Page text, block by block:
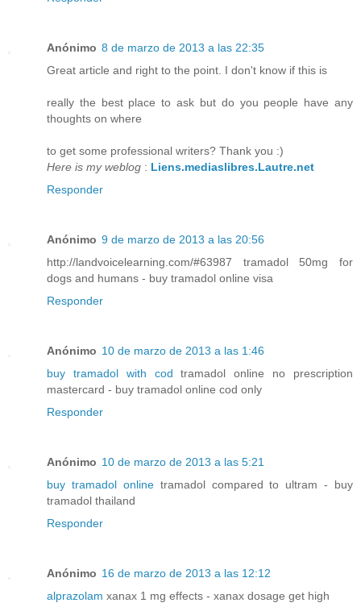
Anónimo 8 de marzo de 2013 a las 22:35
Great article and right to the point. I don't know if this is
really the best place to ask but do you people have any
thoughts on where
to get some professional writers? Thank you :)
Here is my weblog : Liens.mediaslibres.Lautre.net
Responder
Anónimo 9 de marzo de 2013 a las 20:56
http://landvoicelearning.com/#63987 tramadol 50mg for
dogs and humans - buy tramadol online visa
Responder
Anónimo 10 de marzo de 2013 a las 1:46
buy tramadol with cod tramadol online no prescription
mastercard - buy tramadol online cod only
Responder
Anónimo 10 de marzo de 2013 a las 5:21
buy tramadol onlinetramadol compared to ultram - buy
tramadol thailand
Responder
Anónimo 16 de marzo de 2013 a las 12:12
alprazolam xanax 1 mg effects - xanax dosage get high